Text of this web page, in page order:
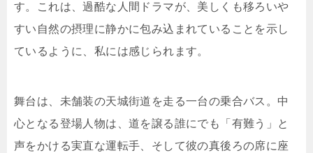
す。これは、過酷な人間ドラマが、美しくも移ろいや
すい自然の摂理に静かに包み込まれていることを示し
ているように、私には感じられます。
舞台は、未舗装の天城街道を走る一台の乗合バス。中
心となる登場人物は、道を譲る誰にでも「有難う」と
声をかける実直な運転手、そして彼の真後ろの席に座